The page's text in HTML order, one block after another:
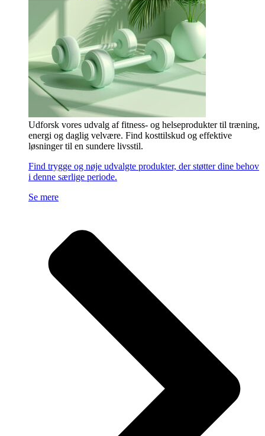
Udforsk vores udvalg af fitness- og helseprodukter til træning,
energi og daglig velvære. Find kosttilskud og effektive
løsninger til en sundere livsstil.
Find trygge og nøje udvalgte produkter, der støtter dine behov
i denne særlige periode.
Se mere